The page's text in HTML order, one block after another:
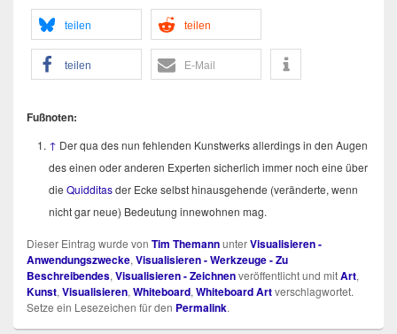
tei­len tei­len
tei­len E‑Mail
Fuß­no­ten:
↑ Der qua des nun feh­len­den Kunst­werks aller­dings in den Augen
des einen oder ande­ren Exper­ten sicher­lich immer noch eine über
die Quid­di­tasder Ecke selbst hin­aus­ge­hen­de (ver­än­der­te, wenn
nicht gar neue) Bedeu­tung inne­woh­nen mag.
Dieser Eintrag wurde von Tim ThemannunterVisualisieren -
Anwendungszwecke, Visualisieren - Werkzeuge - Zu
Beschreibendes, Visualisieren - Zeichnenveröffentlicht und mitArt,
Kunst, Visualisieren, Whiteboard, Whiteboard Artverschlagwortet.
Setze ein Lesezeichen für den Permalink.